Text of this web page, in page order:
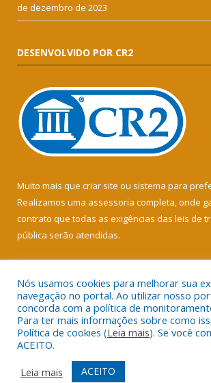
de dezembro de 2023
DESENVOLVIDO POR CR2
Muito mais que criar site ou sistema para
Realizamos uma assessoria completa, onde
contrato que todas as exigências das leis de
pública serão atendidas.
Todos os direitos reservados a Câmara
Mapa do Site
Acessar Área Administrativa
Nós usamos cookies para melhorar sua
navegação no portal. Ao utilizar nosso
concorda com a política de
Para ter mais informações sobre como
Política de cookies (Leia mais). Se você
ACEITO.
Leia mais
ACEITO